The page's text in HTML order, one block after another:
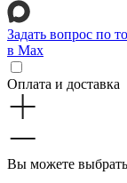
Задать вопрос по
в Max
Оплата и доставка
Вы можете